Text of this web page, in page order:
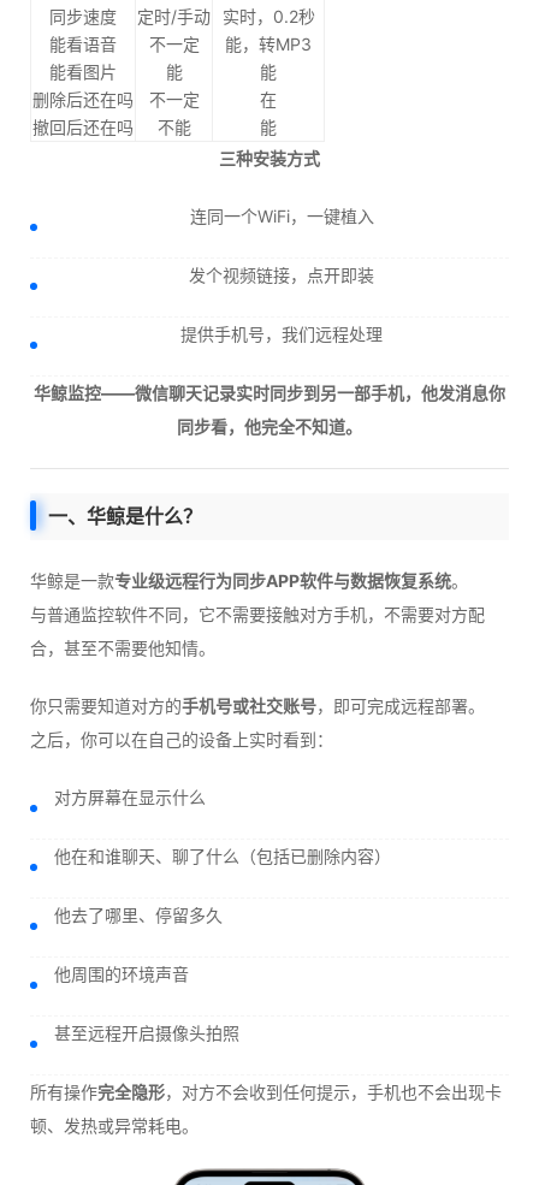
同步速度 定时/手动
实时，0.2秒
能看语音
不一定
能，转MP3
能看图片
能
能
删除后还在吗
不一定
在
撤回后还在吗
不能
能
三种安装方式
连同一个WiFi，一键植入
发个视频链接，点开即装
提供手机号，我们远程处理
华鲸监控——微信聊天记录实时同步到另一部手机，他发消息你
同步看，他完全不知道。
一、华鲸是什么？
华鲸是一款专业级远程行为同步APP软件与数据恢复系统。
与普通监控软件不同，它不需要接触对方手机，不需要对方配
合，甚至不需要他知情。
你只需要知道对方的手机号或社交账号，即可完成远程部署。
之后，你可以在自己的设备上实时看到：
对方屏幕在显示什么
他在和谁聊天、聊了什么（包括已删除内容）
他去了哪里、停留多久
他周围的环境声音
甚至远程开启摄像头拍照
所有操作完全隐形，对方不会收到任何提示，手机也不会出现卡
顿、发热或异常耗电。